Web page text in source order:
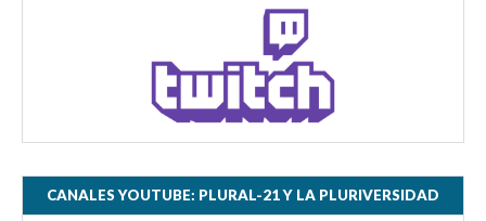
CANALES YOUTUBE: PLURAL-21 Y LA PLURIVERSIDAD